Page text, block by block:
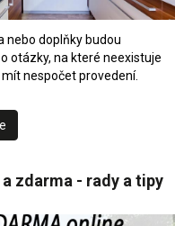
nebo doplňky budou
otázky, na které neexistuje
nespočet provedení.
zdarma - rady a tipy